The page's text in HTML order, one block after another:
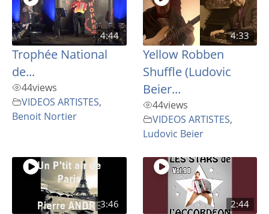
4:44
Trophée National
de...
44views
VIDEOS ARTISTES,
Benoit Nortier
4:33
Yellow Robben
Shuffle (Ludovic
Beier...
44views
VIDEOS ARTISTES,
Ludovic Beier
3:46 2:44